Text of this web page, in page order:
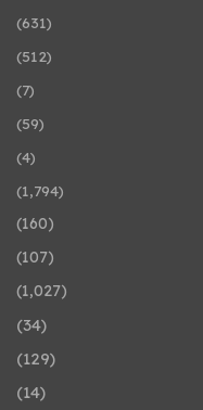
(631)
(512)
(7)
(59)
(4)
(1٬794)
(160)
(107)
(1٬027)
(34)
(129)
(14)